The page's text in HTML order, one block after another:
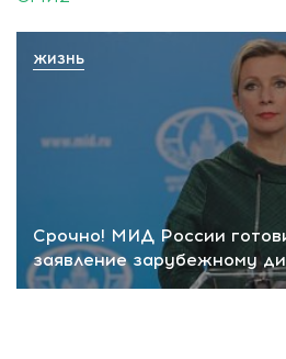
Срочно! МИД России
заявление зарубежному
ЖИЗНЬ